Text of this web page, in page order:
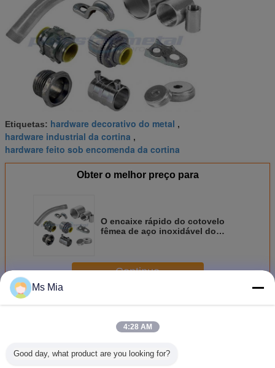
Etiquetas: hardware decorativo do metal ,
hardware industrial da cortina ,
hardware feito sob encomenda da cortina
Obter o melhor preço para
O encaixe rápido do cotovelo
fêmea de aço inoxidável do
tubo do carro
Continue
MaisHardware feito sob encomenda do metal
Ms Mia
4:28 AM
Good day, what product are you looking for?